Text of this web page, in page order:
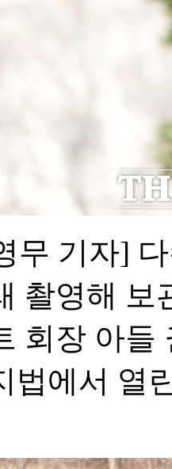
무 기자]
촬영해 보
회장 아들
법에서 열